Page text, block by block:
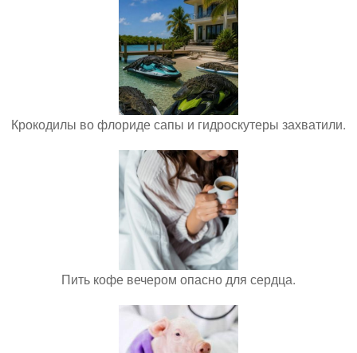
Крокодилы во флориде сапы и гидроскутеры захватили.
Пить кофе вечером опасно для сердца.